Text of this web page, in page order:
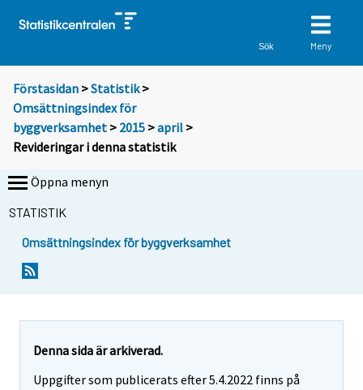
Sök Meny
Förstasidan >Statistik >
Omsättningsindex för
byggverksamhet > 2015 >april >
Revideringar i denna statistik
Öppna menyn
STATISTIK
Omsättningsindex för byggverksamhet
Denna sida är arkiverad.
Uppgifter som publicerats efter 5.4.2022 finns på